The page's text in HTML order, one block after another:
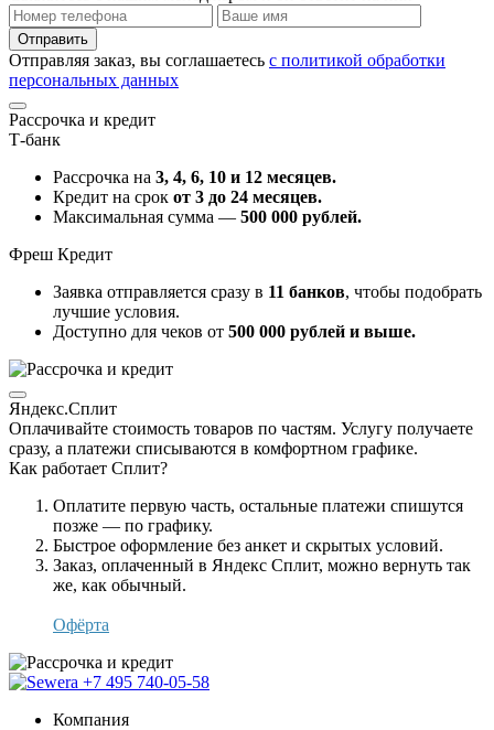
Отправить
Отправляя заказ, вы соглашаетесь с политикой обработки
персональных данных
Рассрочка и кредит
Т-банк
Рассрочка на 3, 4, 6, 10 и 12 месяцев.
Кредит на срок от 3 до 24 месяцев.
Максимальная сумма — 500 000 рублей.
Фреш Кредит
Заявка отправляется сразу в 11 банков, чтобы подобрать
лучшие условия.
Доступно для чеков от 500 000 рублей и выше.
Яндекс.Сплит
Оплачивайте стоимость товаров по частям. Услугу получаете
сразу, а платежи списываются в комфортном графике.
Как работает Сплит?
Оплатите первую часть, остальные платежи спишутся
позже — по графику.
Быстрое оформление без анкет и скрытых условий.
Заказ, оплаченный в Яндекс Сплит, можно вернуть так
же, как обычный.
Офёрта
+7 495 740-05-58
Компания